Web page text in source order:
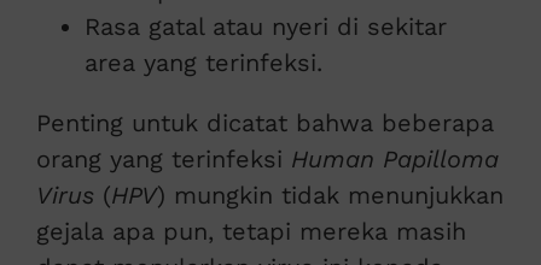
Rasa gatal atau nyeri di sekitar
area yang terinfeksi.
Penting untuk dicatat bahwa beberapa
orang yang terinfeksi Human Papilloma
Virus (HPV) mungkin tidak menunjukkan
gejala apa pun, tetapi mereka masih